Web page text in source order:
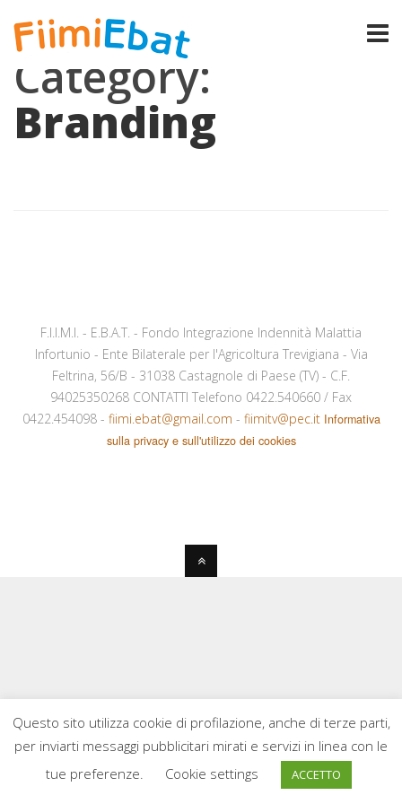
Category:
Branding
F.I.I.M.I. - E.B.A.T. - Fondo Integrazione Indennità Malattia
Infortunio - Ente Bilaterale per l'Agricoltura Trevigiana - Via
Feltrina, 56/B - 31038 Castagnole di Paese (TV) - C.F.
94025350268 CONTATTI Telefono 0422.540660 / Fax
0422.454098 - fiimi.ebat@gmail.com - fiimitv@pec.it Informativa
sulla privacy e sull'utilizzo dei cookies
Questo sito utilizza cookie di profilazione, anche di terze parti,
per inviarti messaggi pubblicitari mirati e servizi in linea con le
tue preferenze.
Cookie settings ACCETTO